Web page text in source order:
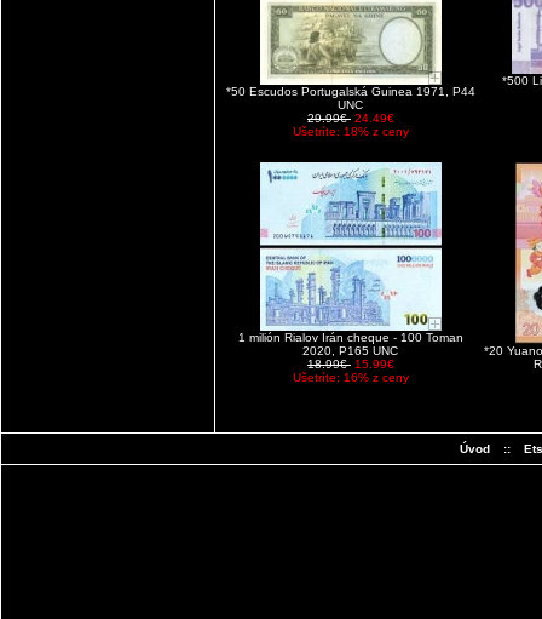
*50 Escudos Portugalská Guinea 1971, P44
UNC
29.99€ 24.49€
Ušetríte: 18% z ceny
*500
1 milión Rialov Irán cheque - 100 Toman
2020, P165 UNC
18.99€ 15.99€
Ušetríte: 16% z ceny
*20
Úvod ::